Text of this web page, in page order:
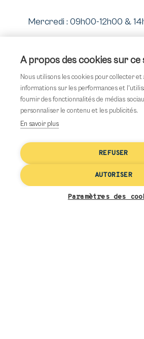
Mercredi : 09h00-12h00 &
Vendredi : 09h00-18h15
Samedi : 09h00-18h00
Dimanche : Fermé
À propos des cookies sur ce
Nous utilisons les cookies pour collecter et
informations sur les performances et
fournir des fonctionnalités de médias
personnaliser le contenu et les publicités.
En savoir plus
REFUSER
AUTORISER
Paramètres des